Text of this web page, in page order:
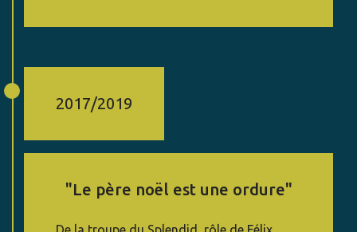
2017/2019
"Le père noël est une ordure"